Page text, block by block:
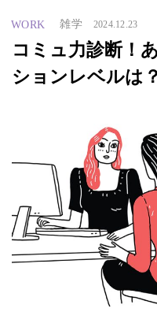
WORK 雑学 2024.12.23
コミュ力診断！
ションレベルは？